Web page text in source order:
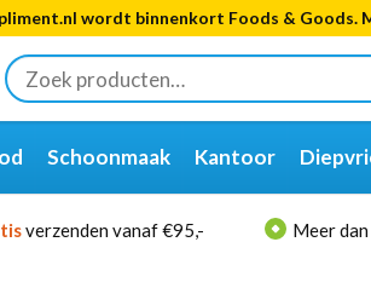
wordt binnenkort Foods & Goods.
Zoeken
naar:
Schoonmaak Kantoor
verzenden vanaf €95,- Meer dan